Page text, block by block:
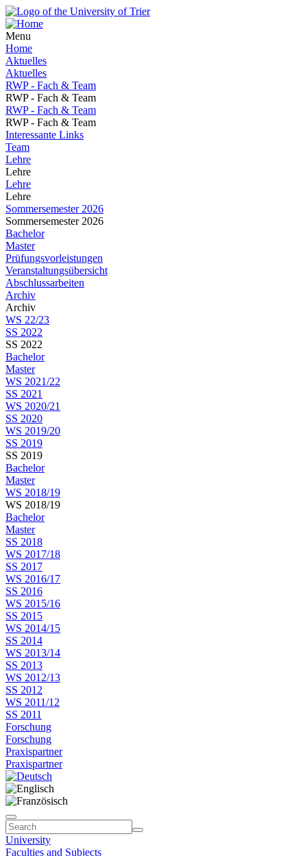
Menu
Home
Aktuelles
Aktuelles
RWP - Fach & Team
RWP - Fach & Team
RWP - Fach & Team
RWP - Fach & Team
Interessante Links
Team
Lehre
Lehre
Lehre
Lehre
Sommersemester 2026
Sommersemester 2026
Bachelor
Master
Prüfungsvorleistungen
Veranstaltungsübersicht
Abschlussarbeiten
Archiv
Archiv
WS 22/23
SS 2022
SS 2022
Bachelor
Master
WS 2021/22
SS 2021
WS 2020/21
SS 2020
WS 2019/20
SS 2019
SS 2019
Bachelor
Master
WS 2018/19
WS 2018/19
Bachelor
Master
SS 2018
WS 2017/18
SS 2017
WS 2016/17
SS 2016
WS 2015/16
SS 2015
WS 2014/15
SS 2014
WS 2013/14
SS 2013
WS 2012/13
SS 2012
WS 2011/12
SS 2011
Forschung
Forschung
Praxispartner
Praxispartner
University
Faculties and Subjects